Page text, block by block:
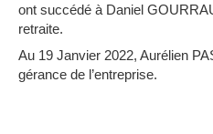
ont succédé à Daniel
retraite.
Au 19 Janvier 2022, Aurélien
gérance de l’entreprise.